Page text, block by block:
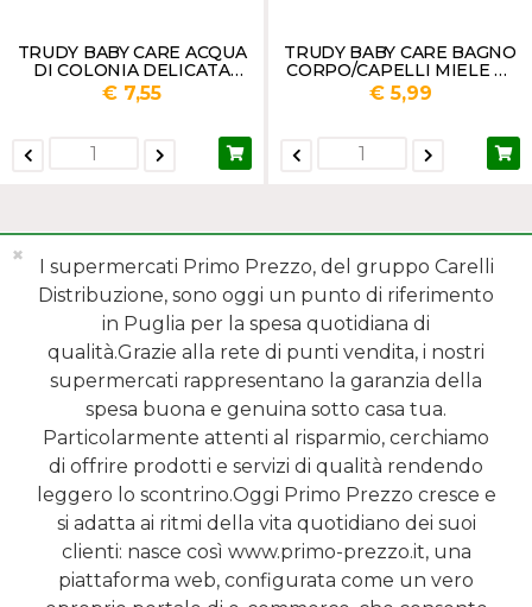
TRUDY BABY CARE ACQUA
DI COLONIA DELICATA
ML.100
€ 7,55
TRUDY BABY CARE BAGNO
CORPO/CAPELLI MIELE DI
AGRUMI ML.500
€ 5,99
MENÙ
REPARTI
SHOP ONLINE
SERVIZI
NEWSLETTER
I supermercati Primo Prezzo, del gruppo Carelli
Distribuzione, sono oggi un punto di riferimento
in Puglia per la spesa quotidiana di
qualità.Grazie alla rete di punti vendita, i nostri
supermercati rappresentano la garanzia della
spesa buona e genuina sotto casa tua.
Particolarmente attenti al risparmio, cerchiamo
di offrire prodotti e servizi di qualità rendendo
leggero lo scontrino.Oggi Primo Prezzo cresce e
si adatta ai ritmi della vita quotidiano dei suoi
clienti: nasce così www.primo-prezzo.it, una
piattaforma web, configurata come un vero
✖